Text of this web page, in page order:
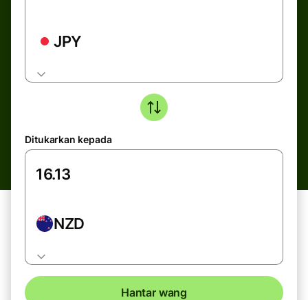
JPY
Ditukarkan kepada
NZD
Hantar wang